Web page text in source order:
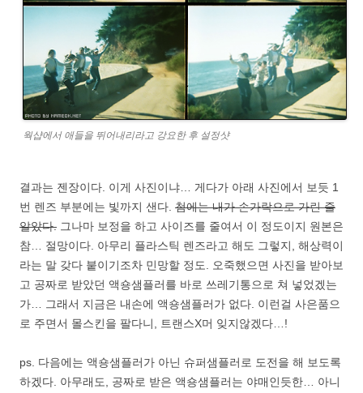
웍샵에서 애들을 뛰어내리라고 강요한 후 설정샷
결과는 젠장이다. 이게 사진이냐… 게다가 아래 사진에서 보듯 1
번 렌즈 부분에는 빛까지 샌다. 첨에는 내가 손가락으로 가린 줄
알았다. 그나마 보정을 하고 사이즈를 줄여서 이 정도이지 원본은
참… 절망이다. 아무리 플라스틱 렌즈라고 해도 그렇지, 해상력이
라는 말 갖다 붙이기조차 민망할 정도. 오죽했으면 사진을 받아보
고 공짜로 받았던 액숑샘플러를 바로 쓰레기통으로 쳐 넣었겠는
가… 그래서 지금은 내손에 액숑샘플러가 없다. 이런걸 사은품으
로 주면서 몰스킨을 팔다니, 트랜스X머 잊지않겠다…!
ps. 다음에는 액숑샘플러가 아닌 슈퍼샘플러로 도전을 해 보도록
하겠다. 아무래도, 공짜로 받은 액숑샘플러는 야매인듯한… 아니